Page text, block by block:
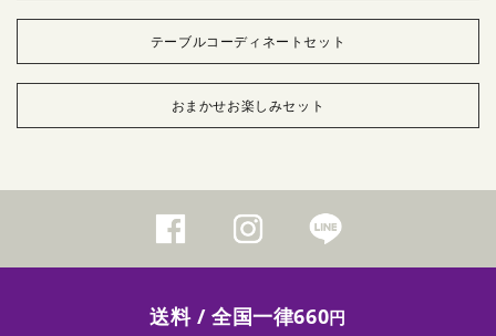
テーブルコーディネートセット
おまかせお楽しみセット
送料 / 全国一律660円